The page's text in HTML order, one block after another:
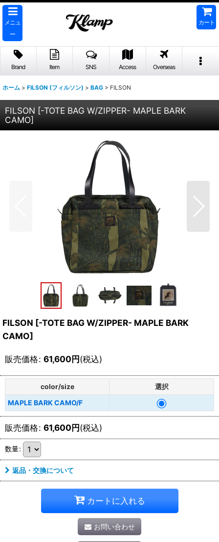
メニュ
ー
カート
Brand Item SNS Access Overseas
ホーム > FILSON (フィルソン) > BAG > FILSON
FILSON [-TOTE BAG W/ZIPPER- MAPLE BARK
CAMO]
FILSON [-TOTE BAG W/ZIPPER- MAPLE BARK
CAMO]
販売価格: 61,600円(税込)
color/size
選択
MAPLE BARK CAMO/F
販売価格: 61,600円(税込)
数量:
返品・交換について
カートに入れる
お問い合わせ